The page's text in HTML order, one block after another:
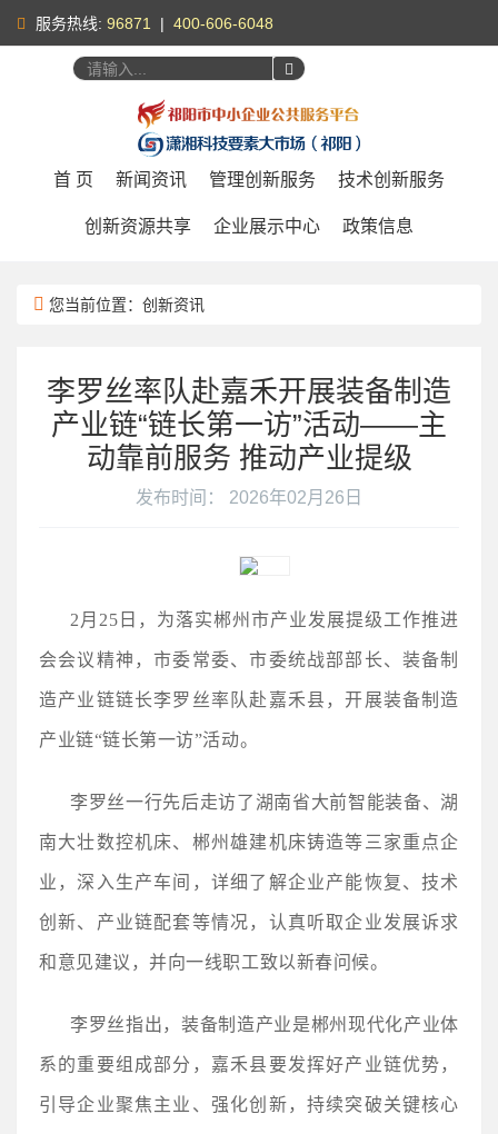
服务热线: 96871 | 400-606-6048
首 页 新闻资讯 管理创新服务 技术创新服务
创新资源共享 企业展示中心 政策信息
您当前位置：创新资讯
李罗丝率队赴嘉禾开展装备制造
产业链“链长第一访”活动——主
动靠前服务 推动产业提级
发布时间： 2026年02月26日
2月25日，为落实郴州 市产业发展提级工作推进
会会议精神，市委常委、市委统战部部长、装备制
造产业链链长李罗丝率队赴嘉禾县，开展装备制造
产业链“链长第一访”活动。
李罗丝一行先后走访了湖南省大前智能装备、湖
南大壮数控机床、郴州雄建机床铸造等三家重点企
业，深入生产车间，详细了解企业产能恢复、技术
创新、产业链配套等情况，认真听取企业发展诉求
和意见建议，并向一线职工致以新春问候。
李罗丝指出，装备制造产业是郴州现代化产业体
系的重要组成部分，嘉禾县要发挥好产业链优势，
引导企业聚焦主业、强化创新，持续突破关键核心